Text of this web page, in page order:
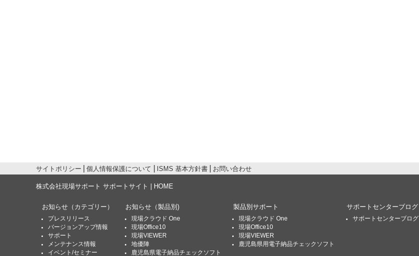
サイトポリシー 個人情報保護について ISMS 基本方針書 お問い合わせ
株式会社現場サポート サポートサイト | HOME
お知らせ （カテゴリー）
プレスリリース
バージョンアップ情報
サポート
メンテナンス情報
イベント/セミナー
お知らせ （製品別)
現場クラウド One
現場Office10
現場VIEWER
地優陣
鹿児島県電子納品チェックソフト
製品別サポート
現場クラウド One
現場Office10
現場VIEWER
鹿児島県用電子納品チェックソフト
サポートセンターブログ
サポートセンターブログ